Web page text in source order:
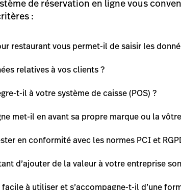
de réservation en ligne vous
:
restaurant vous permet-il de saisir les
relatives à vos clients ?
t-il à votre système de caisse (POS) ?
met-il en avant sa propre marque ou la
en conformité avec les normes PCI et
d’ajouter de la valeur à votre entreprise
à utiliser et s’accompagne-t-il d’une